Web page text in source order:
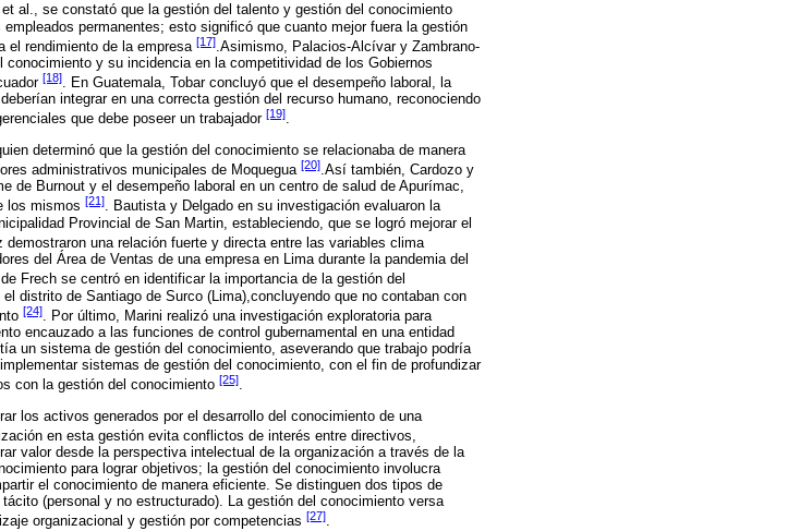
al., se constató que la gestión del talento y gestión del conocimiento
permanentes; esto significó que cuanto mejor fuera la gestión
el rendimiento de la empresa [17].Asimismo, Palacios-Alcívar y Zambrano-
y su incidencia en la competitividad de los Gobiernos
[18]. En Guatemala, Tobar concluyó que el desempeño laboral, la
integrar en una correcta gestión del recurso humano, reconociendo
que debe poseer un trabajador [19].
determinó que la gestión del conocimiento se relacionaba de manera
administrativos municipales de Moquegua [20].Así también, Cardozo y
de Burnout y el desempeño laboral en un centro de salud de Apurímac,
los mismos [21]. Bautista y Delgado en su investigación evaluaron la
Provincial de San Martin, estableciendo, que se logró mejorar el
demostraron una relación fuerte y directa entre las variables clima
del Área de Ventas de una empresa en Lima durante la pandemia del
Frech se centró en identificar la importancia de la gestión del
distrito de Santiago de Surco (Lima),concluyendo que no contaban con
[24]. Por último, Marini realizó una investigación exploratoria para
encauzado a las funciones de control gubernamental en una entidad
un sistema de gestión del conocimiento, aseverando que trabajo podría
sistemas de gestión del conocimiento, con el fin de profundizar
con la gestión del conocimiento [25].
los activos generados por el desarrollo del conocimiento de una
en esta gestión evita conflictos de interés entre directivos,
valor desde la perspectiva intelectual de la organización a través de la
para lograr objetivos; la gestión del conocimiento involucra
el conocimiento de manera eficiente. Se distinguen dos tipos de
(personal y no estructurado). La gestión del conocimiento versa
organizacional y gestión por competencias [27].